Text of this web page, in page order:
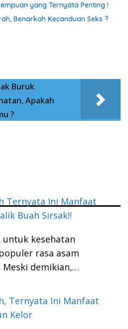
yang Ternyata Penting !
Benarkah Kecanduan Seks ?
Buruk
Apakah
?
Ternyata Ini Manfaat
Buah Sirsak!!
kesehatan
rasa asam
Meski demikian,…
Ternyata Ini Manfaat
Kelor